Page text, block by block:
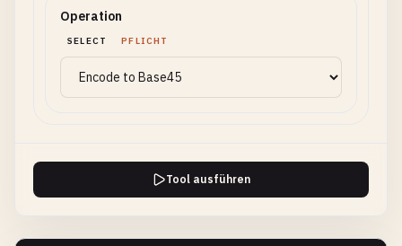
Operation
SELECT PFLICHT
Tool ausführen